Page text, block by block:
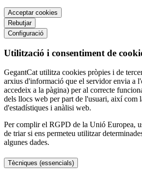
Acceptar cookies
Rebutjar
Configuració
Utilització i consentiment de
GegantCat utilitza cookies pròpies i de
arxius d'informació que el servidor envia a
accedeix a la pàgina) per al correcte
dels llocs web per part de l'usuari, així com
d'estadístiques i anàlisi web.
Per complir el RGPD de la Unió Europea,
de triar si ens permeteu utilitzar
algunes dades.
Tècniques (essencials)